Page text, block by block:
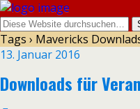
Tags › Mavericks
13. Januar 2016
Downloads für